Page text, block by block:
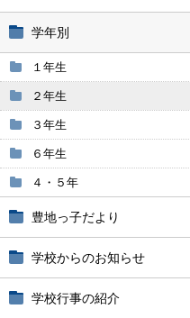
学年別
１年生
２年生
３年生
６年生
４・５年
豊地っ子だより
学校からのお知らせ
学校行事の紹介